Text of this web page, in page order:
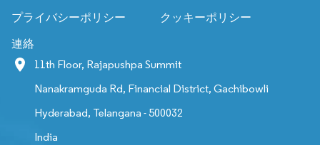
プライバシーポリシー クッキーポリシー
連絡
11th Floor, Rajapushpa Summit
Nanakramguda Rd, Financial District, Gachibowli
Hyderabad, Telangana - 500032
India